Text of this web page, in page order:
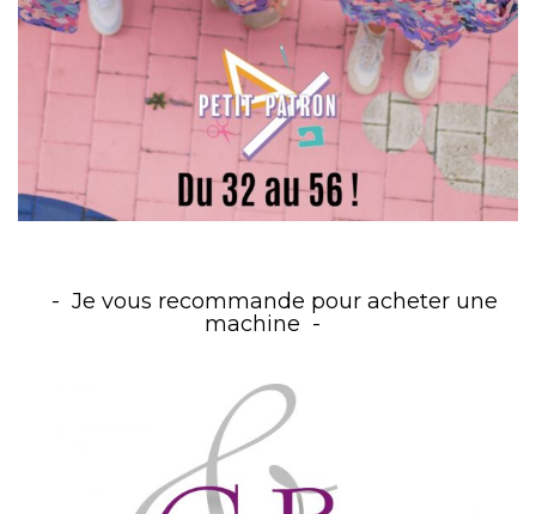
Je vous recommande pour acheter une
machine